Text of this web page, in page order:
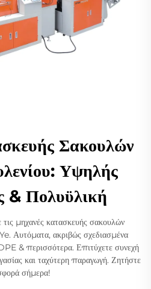
Σακουλών
Υψηλής
& Πολυϋλική
μηχανές κατασκευής σακουλών
Αυτόματα, ακριβώς σχεδιασμένα
& περισσότερα. Επιτύχετε συνεχή
και ταχύτερη παραγωγή. Ζητήστε
σήμερα!